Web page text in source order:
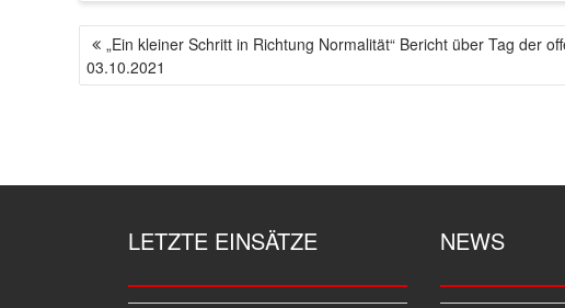
B
E
A
„Ein kleiner Schritt in Richtung Normalität“ Bericht über Tag der
03.10.2021
LETZTE EINSÄTZE NEWS